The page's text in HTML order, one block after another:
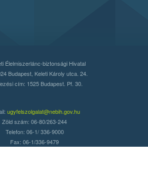
Élelmiszerlánc-biztonsági Hivatal
Budapest, Keleti Károly utca. 24.
cím: 1525 Budapest. Pf. 30.
ugyfelszolgalat@nebih.gov.hu
Zöld szám: 06-80/263-244
Telefon: 06-1/ 336-9000
Fax: 06-1/336-9479